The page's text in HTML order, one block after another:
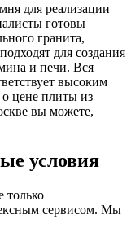
для реализации
готовы
гранита,
для создания
и печи. Вся
высоким
о цене плиты из
вы можете,
условия
только
сервисом. Мы